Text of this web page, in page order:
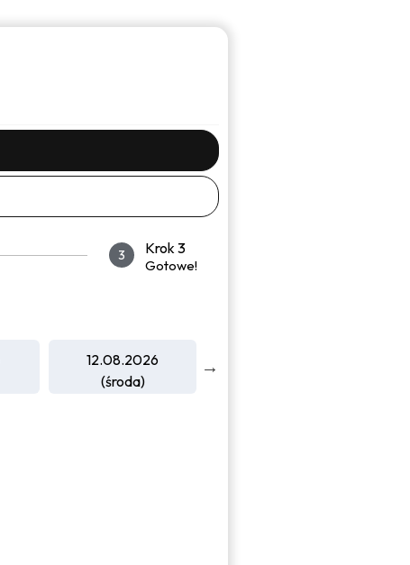
Krok 3
Gotowe!
3
12.08.2026
(środa)